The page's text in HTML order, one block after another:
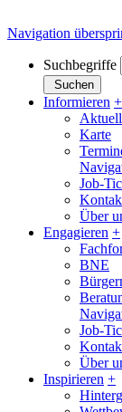
Navigation
Suchbegriffe
Suchen
Informieren +
Karte
Job-
Über
Engagieren +
BNE
Job-
Über
Inspirieren +